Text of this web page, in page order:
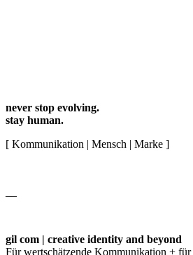
never stop evolving.
stay human.
[ Kommunikation | Mensch | Marke ]
gil com | creative identity and beyond
Für wertschätzende Kommunikation +